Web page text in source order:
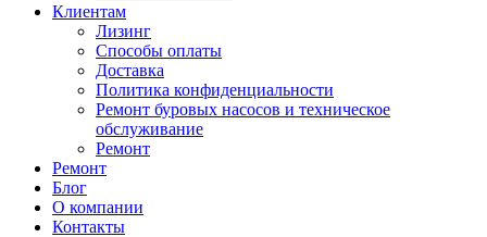
Клиентам
Лизинг
Способы оплаты
Доставка
Политика конфиденциальности
Ремонт буровых насосов и техническое
обслуживание
Ремонт
Ремонт
Блог
О компании
Контакты